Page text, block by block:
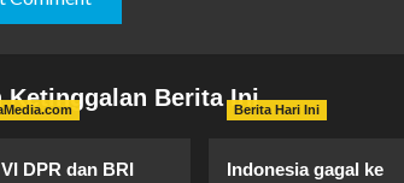
Ketinggalan Berita Ini
DPR dan BRI
Berita Hari Ini
Indonesia gagal ke